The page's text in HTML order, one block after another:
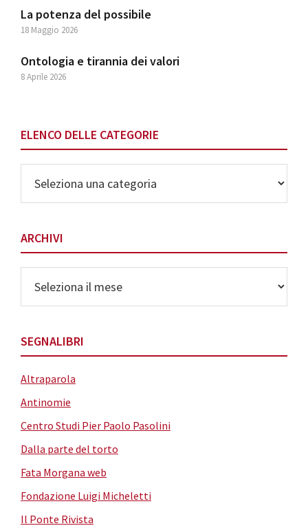
La potenza del possibile
18 Maggio 2026
Ontologia e tirannia dei valori
8 Aprile 2026
ELENCO DELLE CATEGORIE
delle
Categorie
ARCHIVI
SEGNALIBRI
Altraparola
Antinomie
Centro Studi Pier Paolo Pasolini
Dalla parte del torto
Fata Morgana web
Fondazione Luigi Micheletti
Il Ponte Rivista